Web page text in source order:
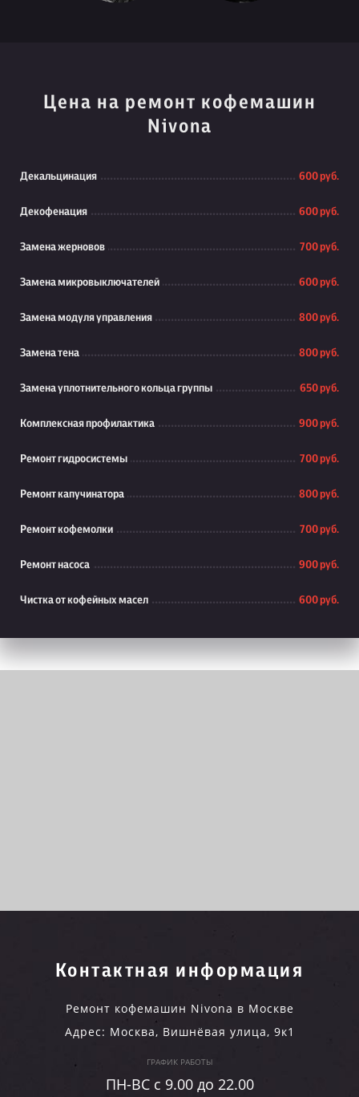
Цена на ремонт кофемашин
Nivona
Декальцинация 600 руб.
Декофенация 600 руб.
Замена жерновов 700 руб.
Замена микровыключателей 600 руб.
Замена модуля управления 800 руб.
Замена тена 800 руб.
Замена уплотнительного кольца группы 650 руб.
Комплексная профилактика 900 руб.
Ремонт гидросистемы 700 руб.
Ремонт капучинатора 800 руб.
Ремонт кофемолки 700 руб.
Ремонт насоса 900 руб.
Чистка от кофейных масел 600 руб.
Контактная информация
Ремонт кофемашин Nivona в Москве
Адрес: Москва, Вишнёвая улица, 9к1
ГРАФИК РАБОТЫ
ПН-ВC c 9.00 до 22.00